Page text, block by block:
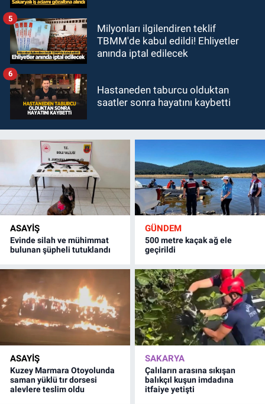
Milyonları ilgilendiren teklif
TBMM'de kabul edildi! Ehliyetler
anında iptal edilecek
5
Hastaneden taburcu olduktan
saatler sonra hayatını kaybetti
6
ASAYİŞ
Evinde silah ve mühimmat
bulunan şüpheli tutuklandı
GÜNDEM
500 metre kaçak ağ ele
geçirildi
ASAYİŞ
Kuzey Marmara Otoyolunda
saman yüklü tır dorsesi
alevlere teslim oldu
SAKARYA
Çalıların arasına sıkışan
balıkçıl kuşun imdadına
itfaiye yetişti